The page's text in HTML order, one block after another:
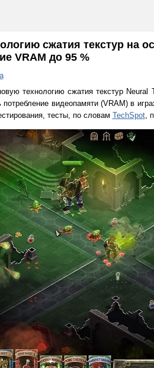
сжатия текстур на
VRAM до 95 %
технологию сжатия текстур
потребление видеопамяти (VRAM) в
тесты, по словам TechSpot,